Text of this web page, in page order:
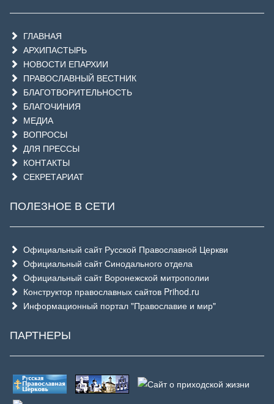
ГЛАВНАЯ
АРХИПАСТЫРЬ
НОВОСТИ ЕПАРХИИ
ПРАВОСЛАВНЫЙ ВЕСТНИК
БЛАГОТВОРИТЕЛЬНОСТЬ
БЛАГОЧИНИЯ
МЕДИА
ВОПРОСЫ
ДЛЯ ПРЕССЫ
КОНТАКТЫ
СЕКРЕТАРИАТ
ПОЛЕЗНОЕ В СЕТИ
Официальный сайт Русской Православной Церкви
Официальный сайт Синодального отдела
Официальный сайт Воронежской митрополии
Конструктор православных сайтов Prihod.ru
Информационный портал "Православие и мир"
ПАРТНЕРЫ